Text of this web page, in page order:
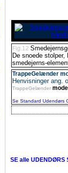
Fig.12
De snoede
smedejerns-
TrappeGelænder
Henvisninger ang.
TrappeGelænder
Se Standard Udendørs
SE alle UDENDØRS